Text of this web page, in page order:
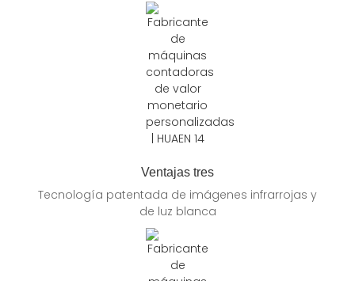
Ventajas tres
Tecnología patentada de imágenes infrarrojas y
de luz blanca